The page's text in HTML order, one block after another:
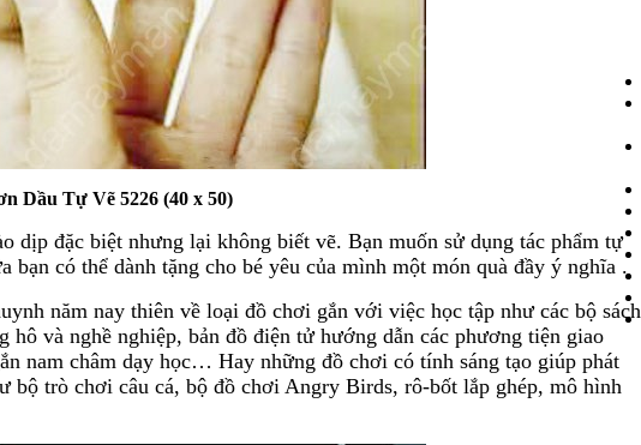
Dầu Tự Vẽ 5226 (40 x 50)
dịp đặc biệt nhưng lại không biết vẽ. Bạn muốn sử dụng tác phẩm tự
có thể dành tặng cho bé yêu của mình một món quà đầy ý nghĩa .
năm nay thiên về loại đồ chơi gắn với việc học tập như các bộ sách
và nghề nghiệp, bản đồ điện tử hướng dẫn các phương tiện giao
nam châm dạy học… Hay những đồ chơi có tính sáng tạo giúp phát
bộ trò chơi câu cá, bộ đồ chơi Angry Birds, rô-bốt lắp ghép, mô hình